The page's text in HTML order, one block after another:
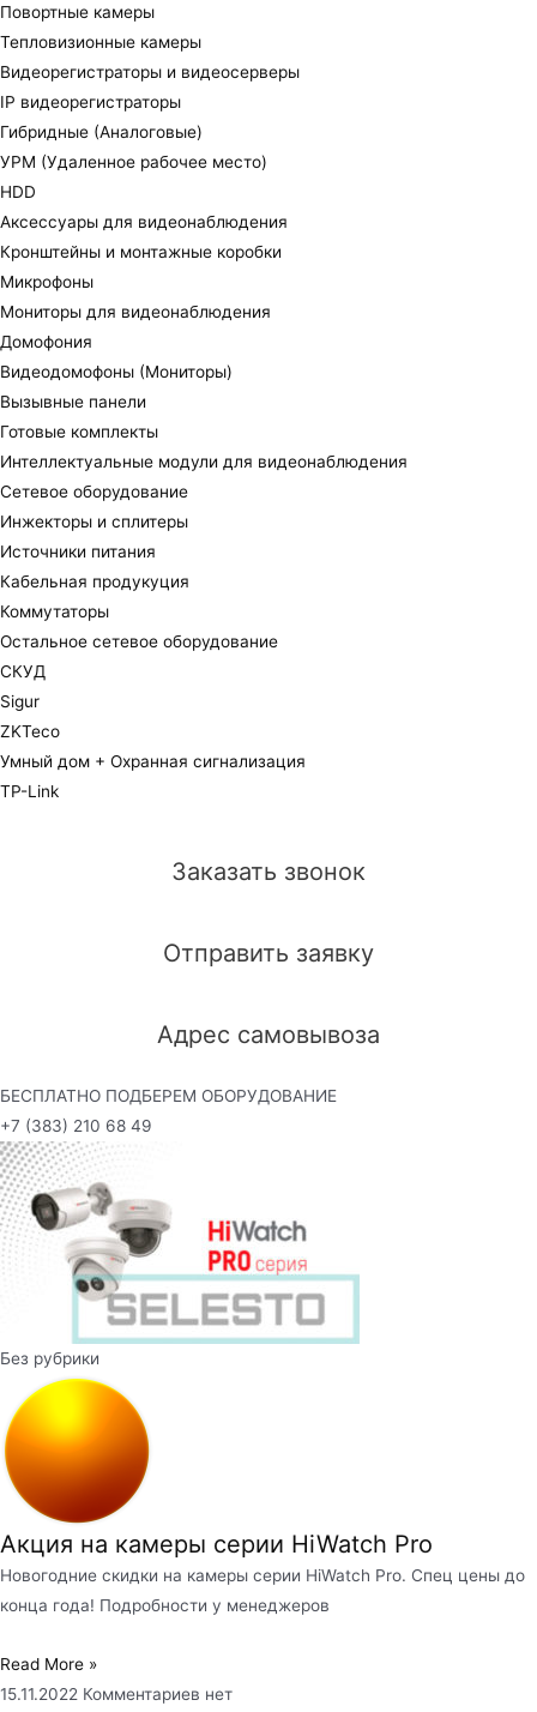
Повортные камеры
Тепловизионные камеры
Видеорегистраторы и видеосерверы
IP видеорегистраторы
Гибридные (Аналоговые)
УРМ (Удаленное рабочее место)
HDD
Аксессуары для видеонаблюдения
Кронштейны и монтажные коробки
Микрофоны
Мониторы для видеонаблюдения
Домофония
Видеодомофоны (Мониторы)
Вызывные панели
Готовые комплекты
Интеллектуальные модули для видеонаблюдения
Сетевое оборудование
Инжекторы и сплитеры
Источники питания
Кабельная продукуция
Коммутаторы
Остальное сетевое оборудование
СКУД
Sigur
ZKTeco
Умный дом + Охранная сигнализация
TP-Link
Заказать звонок
Отправить заявку
Адрес самовывоза
БЕСПЛАТНО ПОДБЕРЕМ ОБОРУДОВАНИЕ
+7 (383) 210 68 49
Без рубрики
Акция на камеры серии HiWatch Pro
Новогодние скидки на камеры серии HiWatch Pro. Спец цены до
конца года! Подробности у менеджеров
Read More »
15.11.2022 Комментариев нет